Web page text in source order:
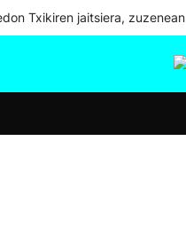
Txikiren jaitsiera, zuzenean